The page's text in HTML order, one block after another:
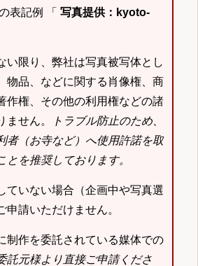
表記例 「 写真提供：kyoto-
い限り、弊社は写真被写体とし
物品、などに関する肖像権、商
作権、その他の利用権などの諸
ません。
トラブル防止のため、
者（お寺など）へ使用許諾を取
とを推奨しております。
ていない場合（企画中や写真選
申請いただけません。
制作を委託されている媒体での
託元様より直接ご申請くださ